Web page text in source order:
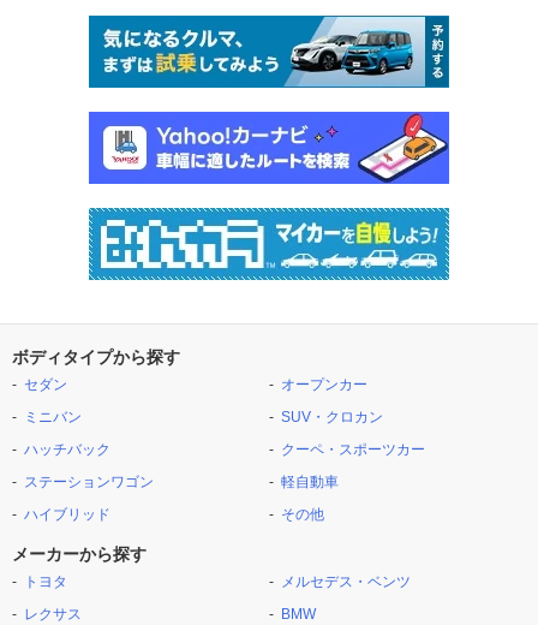
ボディタイプから探す
セダン
ミニバン
ハッチバック
ステーションワゴン
ハイブリッド
オープンカー
SUV・クロカン
クーペ・スポーツカー
軽自動車
その他
メーカーから探す
トヨタ
レクサス
メルセデス・ベンツ
BMW